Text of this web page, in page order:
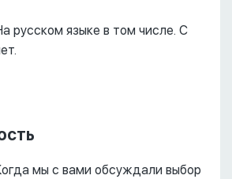
русском языке в том числе. С
мы с вами обсуждали выбор